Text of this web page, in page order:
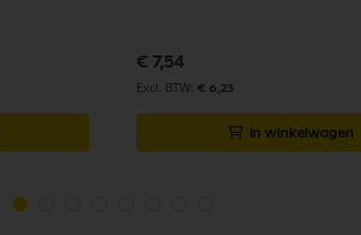
€ 7,54
€ 6,23
In winkelwagen